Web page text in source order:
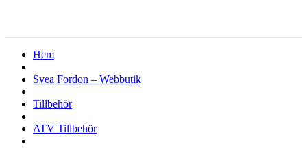
Hem
Svea Fordon – Webbutik
Tillbehör
ATV Tillbehör